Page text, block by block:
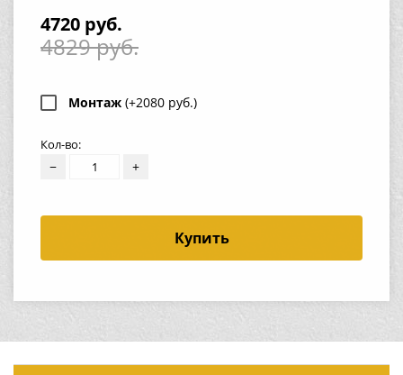
4720 руб.
4829 руб.
Монтаж (+2080 руб.)
Кол-во:
− +
Купить